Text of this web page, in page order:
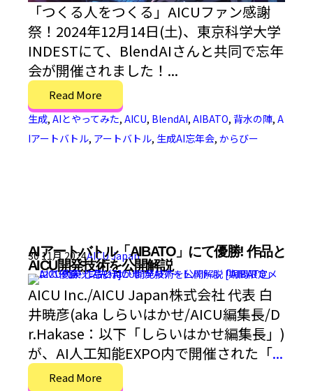
「つくる人をつくる」AICUファン感謝
祭！2024年12月14日(土)、東京科学大学
INDESTにて、BlendAIさんと共同で忘年
会が開催されました！...
Read More
生成, AIとやってみた, AICU, BlendAI, AIBATO, 背水の陣, A
Iアートバトル, アートバトル, 生成AI忘年会, からびー
AIアートバトル「AIBATO」にて優勝! 作品と
AICU開発技術を公開解説
30 11月 2024AICU Japan
AICU Inc./AICU Japan株式会社 代表 白
井暁彦(aka しらいはかせ/AICU編集長/D
r.Hakase：以下「しらいはかせ編集長」)
が、AI人工知能EXPO内で開催された「...
Read More